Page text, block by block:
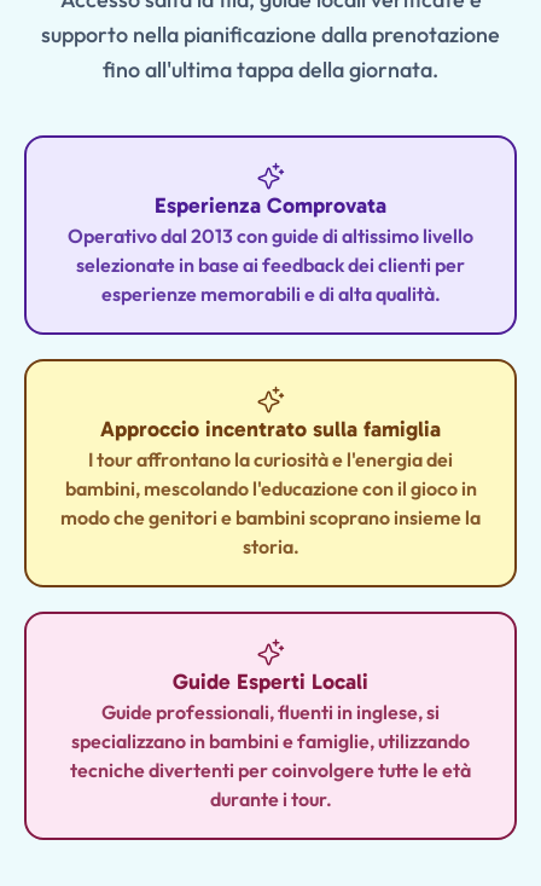
supporto nella pianificazione dalla prenotazione
fino all'ultima tappa della giornata.
Esperienza Comprovata
Operativo dal 2013 con guide di altissimo livello
selezionate in base ai feedback dei clienti per
esperienze memorabili e di alta qualità.
Approccio incentrato sulla famiglia
I tour affrontano la curiosità e l'energia dei
bambini, mescolando l'educazione con il gioco in
modo che genitori e bambini scoprano insieme la
storia.
Guide Esperti Locali
Guide professionali, fluenti in inglese, si
specializzano in bambini e famiglie, utilizzando
tecniche divertenti per coinvolgere tutte le età
durante i tour.